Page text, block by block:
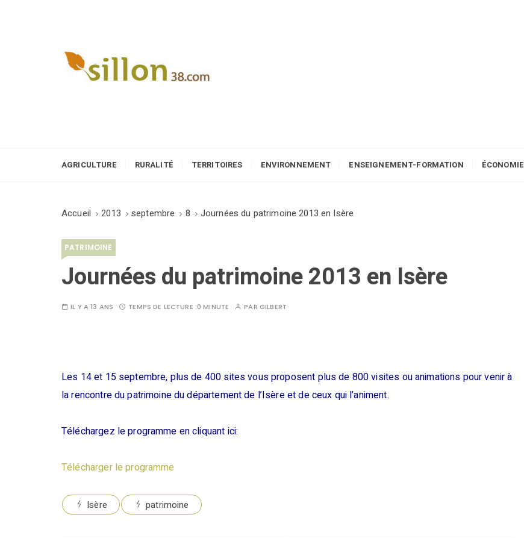
AGRICULTURE RURALITÉ TERRITOIRES ENVIRONNEMENT ENSEIGNEMENT-FORMATION ÉCONOMIE
Accueil 2013 septembre 8 Journées du patrimoine 2013 en Isère
PATRIMOINE
Journées du patrimoine 2013 en Isère
IL Y A 13 ANS TEMPS DE LECTURE :0 MINUTE PAR GILBERT
Les 14 et 15 septembre, plus de 400 sites vous proposent plus de 800 visites ou animations pour venir à
la rencontre du patrimoine du département de l’Isère et de ceux qui l’animent.
Téléchargez le programme en cliquant ici:
Télécharger le programme
Isère patrimoine